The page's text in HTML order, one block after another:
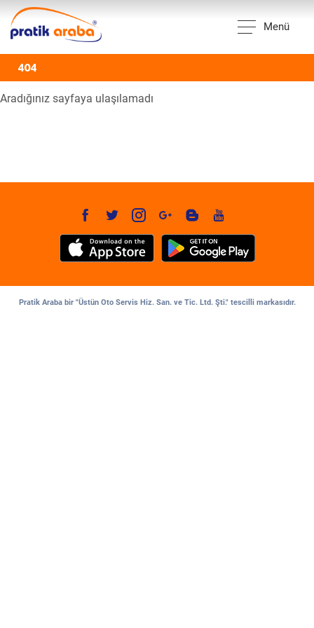
Menü
404
Aradığınız sayfaya ulaşılamadı
Pratik Araba bir "Üstün Oto Servis Hiz. San. ve Tic. Ltd. Şti." tescilli markasıdır.